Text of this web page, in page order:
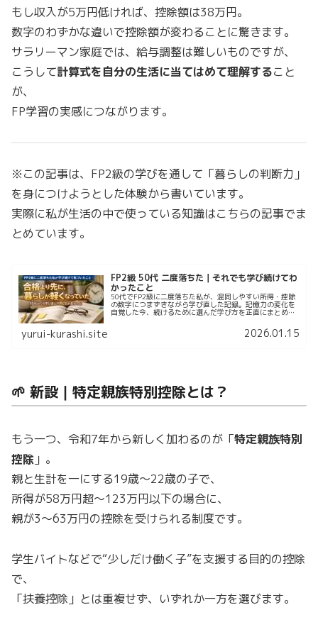
もし収入が5万円低ければ、控除額は38万円。
数字のわずかな違いで控除額が変わることに驚きます。
サラリーマン家庭では、給与調整は難しいものですが、
こうして計算式を自分の生活に当てはめて理解すること
が、
FP学習の実感につながります。
※この記事は、FP2級の学びを通して「暮らしの判断力」
を身につけようとした体験から書いています。
実際に私が生活の中で使っている知識はこちらの記事でま
とめています。
FP2級 50代 二度落ちた｜それでも学び続けてわ
かったこと
50代でFP2級に二度落ちた私が、混同しやすい所得・控除
の数字につまずきながら学び直した記録。記憶力の変化を
自覚した今、続けるために選んだ学び方を正直にまとめま
yurui-kurashi.site 2026.01.15
🌱 新設｜特定親族特別控除とは？
もう一つ、令和7年から新しく加わるのが「特定親族特別
控除 」。
親と生計を一にする19歳〜22歳の子で、
所得が58万円超〜123万円以下の場合に、
親が3〜63万円の控除を受けられる制度です。
学生バイトなどで“少しだけ働く子”を支援する目的の控除
で、
「扶養控除」とは重複せず、いずれか一方を選びます。